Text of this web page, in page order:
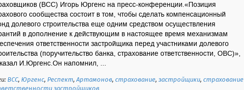
(ВСС) Игорь Юргенс на пресс-конференции.«Позиция
сообщества состоит в том, чтобы сделать компенсационный
долевого строительства еще одним средством осуществления
в дополнение к действующим в настоящее время механизмам
ответственности застройщика перед участниками долевого
(поручительство банка, страхование ответственности, ОВС)»,
И.Юргенс.Он напомнил, ...
ВСС, Юргенс, Респект,Артамонов,страхование,застройщики,страхование